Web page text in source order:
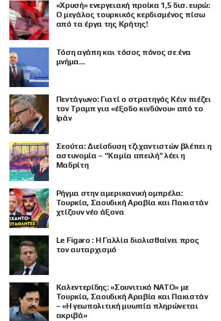
ΠΡΟΒΟΛΗ
«Χρυσή» ενεργειακή προίκα 1,5 δισ. ευρώ:
Ο μεγάλος τουρκικός κερδισμένος πίσω
από τα έργα της Κρήτης!
Τόση αγάπη και τόσος πόνος σε ένα
μνήμα…
Πεντάγωνο: Γιατί ο στρατηγός Κέιν πιέζει
τον Τραμπ για «έξοδο κινδύνου» από το
Ιράν
Σεούτα: Διείσδυση τζιχαντιστών βλέπει η
αστυνομία – “Καμία απειλή” λέει η
Μαδρίτη
Ρήγμα στην αμερικανική ομπρέλα:
Τουρκία, Σαουδική Αραβία και Πακιστάν
χτίζουν νέο άξονα
Le Figaro : Η Γαλλία διολισθαίνει προς
τον αυταρχισμό
Καλεντερίδης: «Σουνιτικό ΝΑΤΟ» με
Τουρκία, Σαουδική Αραβία και Πακιστάν
– «Η γεωπολιτική μυωπία πληρώνεται
ακριβά»